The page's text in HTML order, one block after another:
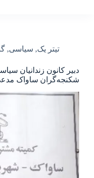
تیتر یک, سیاسی,
دبیر کانون زندانیان
شکنجه‌گران ساواک